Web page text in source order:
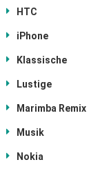
HTC
iPhone
Klassische
Lustige
Marimba Remix
Musik
Nokia